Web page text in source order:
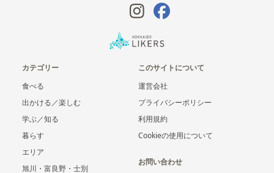
カテゴリー
食べる
出かける／楽しむ
学ぶ／知る
暮らす
エリア
旭川・富良野・士別
このサイトについて
運営会社
プライバシーポリシー
利用規約
Cookieの使用について
お問い合わせ